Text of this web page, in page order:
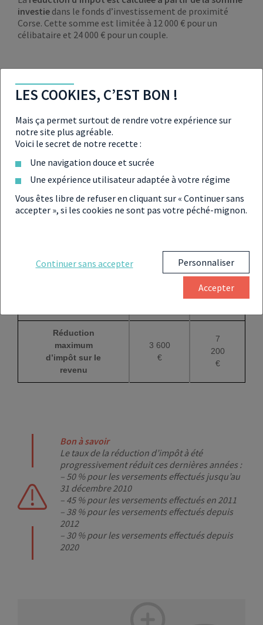
investie dans le fonds d’investissement de proximité
Corse. Cette somme est limitée à 12 000 € pour un
célibataire et 24 000 € pour un couple.
À savoir
L’assiette est retenue après imputation des
quota d’investissement effectivement atteint.
Pour rappel, plafonnement global des niches
fiscales est de 10 000 € et 18 000 € pour
investissements Outre-mer.
versements
12
000
€
30 %
Réduction
maximum
d’impôt sur le
revenu
3 600
€
7
200
€
Bon à savoir
Le taux de la réduction d’impôt à été
progressivement réduit ces dernières années :
– 50 % pour les versements effectués jusqu’au
31 décembre 2010
– 45 % pour les versements effectués en 2011
– 38 % pour les versements effectués depuis
2012
– 30 % pour les versements effectués depuis
2020
LES COOKIES, C’EST BON !
Mais ça permet surtout de rendre votre expérience sur
notre site plus agréable.
Voici le secret de notre recette :
Une navigation douce et sucrée
Une expérience utilisateur adaptée à votre régime
Vous êtes libre de refuser en cliquant sur « Continuer sans
accepter », si les cookies ne sont pas votre péché-mignon.
Continuer sans accepter Personnaliser
Accepter